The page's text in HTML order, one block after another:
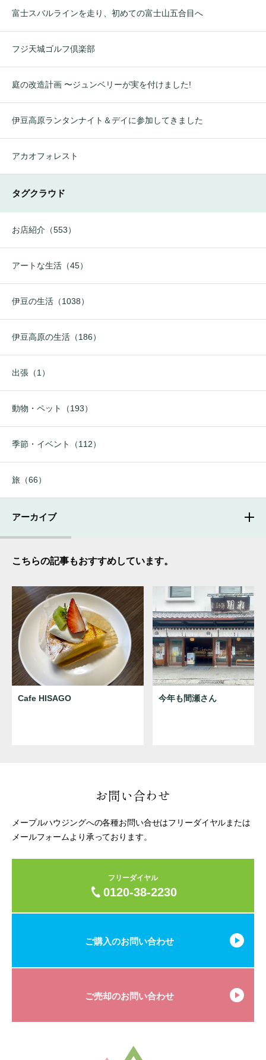
富士スバルラインを走り、初めての富士山五合目へ
フジ天城ゴルフ倶楽部
庭の改造計画 〜ジュンベリーが実を付けました!
伊豆高原ランタンナイト＆デイに参加してきました
アカオフォレスト
タグクラウド
お店紹介（553）
アートな生活（45）
伊豆の生活（1038）
伊豆高原の生活（186）
出張（1）
動物・ペット（193）
季節・イベント（112）
旅（66）
アーカイブ
こちらの記事もおすすめしています。
Cafe HISAGO 今年も間瀬さん
お問い合わせ
メープルハウジングへの各種お問い合せはフリーダイヤルまたは
メールフォームより承っております。
フリーダイヤル
0120-38-2230
ご購入のお問い合わせ
ご売却のお問い合わせ